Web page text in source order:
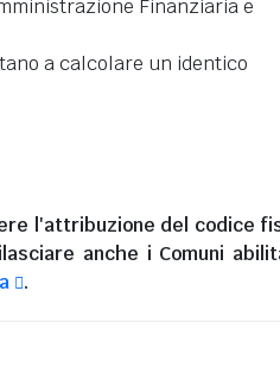
Finanziaria e
a calcolare un identico
l'attribuzione del codice
anche i Comuni
.